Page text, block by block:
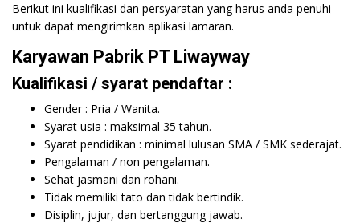
Berikut ini kualifikasi dan persyaratan yang harus anda penuhi
untuk dapat mengirimkan aplikasi lamaran.
Karyawan Pabrik PT Liwayway
Kualifikasi / syarat pendaftar :
Gender : Pria / Wanita.
Syarat usia : maksimal 35 tahun.
Syarat pendidikan : minimal lulusan SMA / SMK sederajat.
Pengalaman / non pengalaman.
Sehat jasmani dan rohani.
Tidak memiliki tato dan tidak bertindik.
Disiplin, jujur, dan bertanggung jawab.